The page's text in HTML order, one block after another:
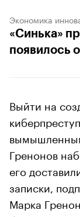
Экономика
«Синька»
появилось
Выйти на
Гренонов
его
записки,
Марка